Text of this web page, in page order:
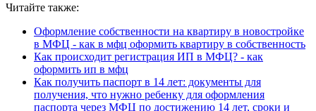
Читайте также:
Оформление собственности на квартиру в новостройке
в МФЦ - как в мфц оформить квартиру в собственность
Как происходит регистрация ИП в МФЦ? - как
оформить ип в мфц
Как получить паспорт в 14 лет: документы для
получения, что нужно ребенку для оформления
паспорта через МФЦ по достижению 14 лет, сроки и